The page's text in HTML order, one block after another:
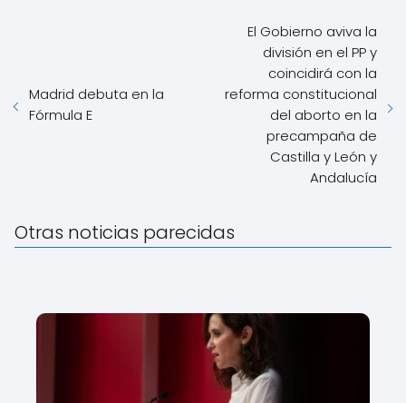
Madrid debuta en la
Fórmula E
El Gobierno aviva la
división en el PP y
coincidirá con la
reforma constitucional
del aborto en la
precampaña de
Castilla y León y
Andalucía
Otras noticias parecidas